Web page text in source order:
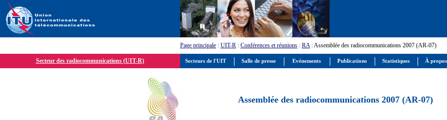
Page principale : UIT-R : Conférences et réunions : RA: Assemblée des radiocommunications 2007 (AR-07)
Secteur des radiocommunications (UIT-R)
Assemblée des radiocommunications 2007 (AR-07)
Secteurs de l'UIT Salle de presse Evénements Publications Statistiques À